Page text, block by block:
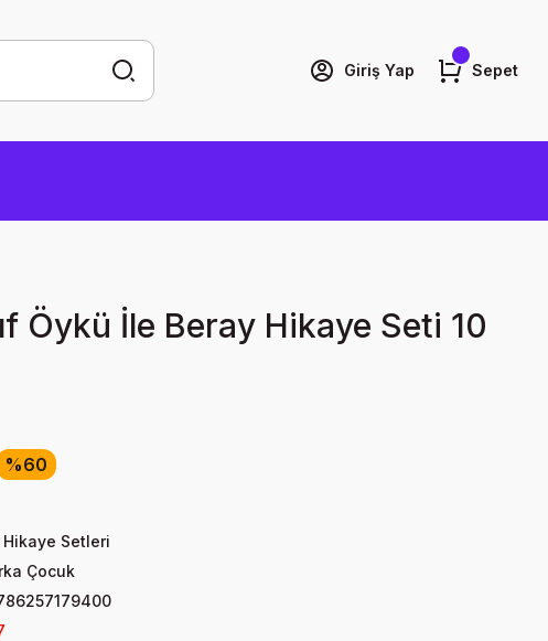
Giriş Yap Sepet
Öykü İle Beray Hikaye Seti 10
%60
Hikaye Setleri
Çocuk